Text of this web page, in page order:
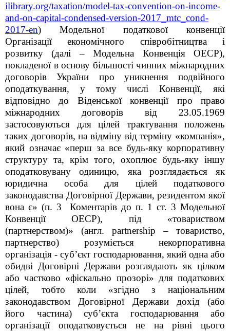
ilibrary.org/taxation/model-tax-convention-on-income-
and-on-capital-condensed-version-2017_mtc_cond-
2017-en) Модельної податкової конвенції
Організації економічного співробітництва і
розвитку (далі – Модельна Конвенція ОЕСР),
покладеної в основу більшості чинних міжнародних
договорів України про уникнення подвійного
оподаткування, у тому числі Конвенції, які
відповідно до Віденської конвенції про право
міжнародних договорів від 23.05.1969
застосовуються для цілей трактування положень
таких договорів, на відміну від терміну «компанія»,
який означає «перш за все будь-яку корпоративну
структуру та, крім того, охоплює будь-яку іншу
оподатковувану одиницю, яка розглядається як
юридична особа для цілей податкового
законодавства Договірної Держави, резидентом якої
вона є» (п. 3 Коментарів до п. 1 ст. 3 Модельної
Конвенції ОЕСР), під «товариством
(партнерством)» (англ. рartnership – товариство,
партнерство) розуміється некорпоративна
організація - субʼєкт господарювання, який одна або
обидві Договірні Держави розглядають як цілком
або частково «фіскально прозорі» для податкових
цілей, тобто коли «згідно з національним
законодавством Договірної Держави дохід (або
його частина) субʼєкта господарювання або
організації оподатковується не на рівні цього